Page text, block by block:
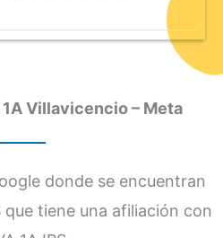
Villavicencio – Meta
donde se encuentran
que tiene una afiliación con